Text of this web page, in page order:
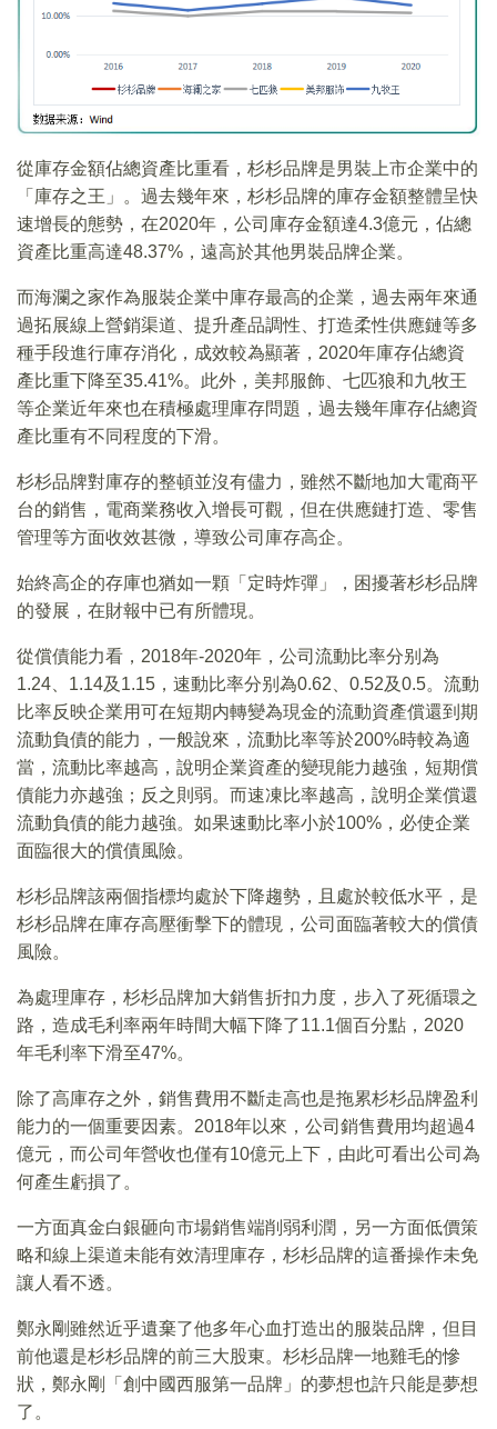
從庫存金額佔總資產比重看，杉杉品牌是男裝上市企業中的
「庫存之王」。過去幾年來，杉杉品牌的庫存金額整體呈快
速增長的態勢，在2020年，公司庫存金額達4.3億元，佔總
資產比重高達48.37%，遠高於其他男裝品牌企業。
而海瀾之家作為服裝企業中庫存最高的企業，過去兩年來通
過拓展線上營銷渠道、提升產品調性、打造柔性供應鏈等多
種手段進行庫存消化，成效較為顯著，2020年庫存佔總資
產比重下降至35.41%。此外，美邦服飾、七匹狼和九牧王
等企業近年來也在積極處理庫存問題，過去幾年庫存佔總資
產比重有不同程度的下滑。
杉杉品牌對庫存的整頓並沒有儘力，雖然不斷地加大電商平
台的銷售，電商業務收入增長可觀，但在供應鏈打造、零售
管理等方面收效甚微，導致公司庫存高企。
始終高企的存庫也猶如一顆「定時炸彈」，困擾著杉杉品牌
的發展，在財報中已有所體現。
從償債能力看，2018年-2020年，公司流動比率分别為
1.24、1.14及1.15，速動比率分别為0.62、0.52及0.5。流動
比率反映企業用可在短期内轉變為現金的流動資產償還到期
流動負債的能力，一般說來，流動比率等於200%時較為適
當，流動比率越高，說明企業資產的變現能力越強，短期償
債能力亦越強；反之則弱。而速凍比率越高，說明企業償還
流動負債的能力越強。如果速動比率小於100%，必使企業
面臨很大的償債風險。
杉杉品牌該兩個指標均處於下降趨勢，且處於較低水平，是
杉杉品牌在庫存高壓衝擊下的體現，公司面臨著較大的償債
風險。
為處理庫存，杉杉品牌加大銷售折扣力度，步入了死循環之
路，造成毛利率兩年時間大幅下降了11.1個百分點，2020
年毛利率下滑至47%。
除了高庫存之外，銷售費用不斷走高也是拖累杉杉品牌盈利
能力的一個重要因素。2018年以來，公司銷售費用均超過4
億元，而公司年營收也僅有10億元上下，由此可看出公司為
何產生虧損了。
一方面真金白銀砸向市場銷售端削弱利潤，另一方面低價策
略和線上渠道未能有效清理庫存，杉杉品牌的這番操作未免
讓人看不透。
鄭永剛雖然近乎遺棄了他多年心血打造出的服裝品牌，但目
前他還是杉杉品牌的前三大股東。杉杉品牌一地雞毛的慘
狀，鄭永剛「創中國西服第一品牌」的夢想也許只能是夢想
了。